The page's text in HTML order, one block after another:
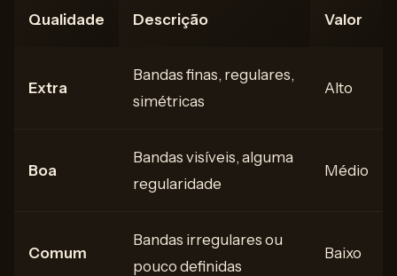
Qualidade Descrição Valor
Extra
Bandas finas, regulares,
simétricas
Alto
Boa
Bandas visíveis, alguma
regularidade
Médio
Comum
Bandas irregulares ou
pouco definidas
Baixo